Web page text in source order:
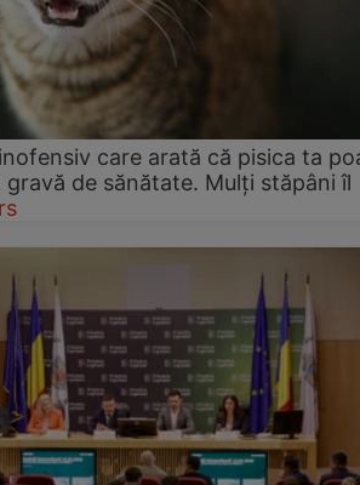
care arată că pisica ta
gravă de sănătate. Mulți stăpâni îl